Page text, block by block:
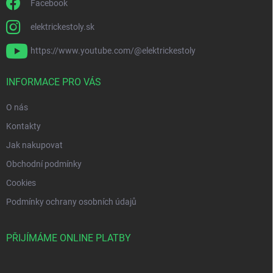
Facebook
elektrickestoly.sk
https://www.youtube.com/@elektrickestoly
INFORMACE PRO VÁS
O nás
Kontakty
Jak nakupovat
Obchodní podmínky
Cookies
Podmínky ochrany osobních údajů
PŘIJÍMÁME ONLINE PLATBY